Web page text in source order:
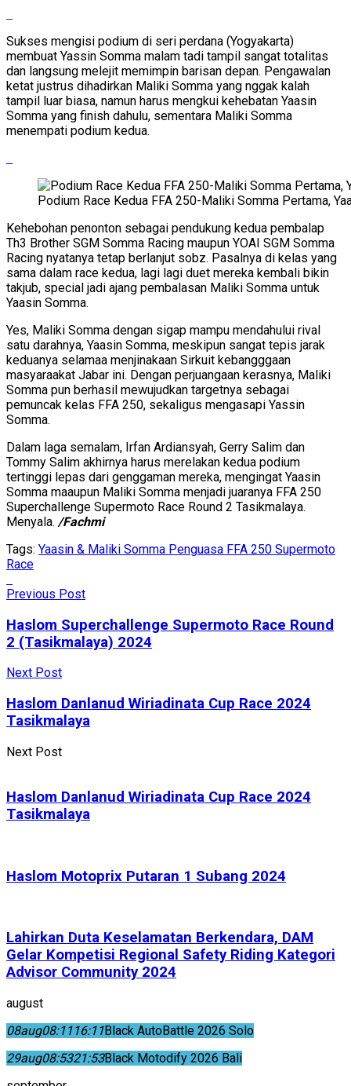
Sukses mengisi podium di seri perdana (Yogyakarta)
membuat Yassin Somma malam tadi tampil sangat totalitas
dan langsung melejit memimpin barisan depan. Pengawalan
ketat justrus dihadirkan Maliki Somma yang nggak kalah
tampil luar biasa, namun harus mengkui kehebatan Yaasin
Somma yang finish dahulu, sementara Maliki Somma
menempati podium kedua.
Podium Race Kedua FFA 250-Maliki Somma Pertama,
Kehebohan penonton sebagai pendukung kedua pembalap
Th3 Brother SGM Somma Racing maupun YOAI SGM Somma
Racing nyatanya tetap berlanjut sobz. Pasalnya di kelas yang
sama dalam race kedua, lagi lagi duet mereka kembali bikin
takjub, special jadi ajang pembalasan Maliki Somma untuk
Yaasin Somma.
Yes, Maliki Somma dengan sigap mampu mendahului rival
satu darahnya, Yaasin Somma, meskipun sangat tepis jarak
keduanya selamaa menjinakaan Sirkuit kebangggaan
masyaraakat Jabar ini. Dengan perjuangaan kerasnya, Maliki
Somma pun berhasil mewujudkan targetnya sebagai
pemuncak kelas FFA 250, sekaligus mengasapi Yassin
Somma.
Dalam laga semalam, Irfan Ardiansyah, Gerry Salim dan
Tommy Salim akhirnya harus merelakan kedua podium
tertinggi lepas dari genggaman mereka, mengingat Yaasin
Somma maaupun Maliki Somma menjadi juaranya FFA 250
Superchallenge Supermoto Race Round 2 Tasikmalaya.
Menyala. /Fachmi
Tags: Yaasin & Maliki Somma Penguasa FFA 250 Supermoto
Race
Previous Post
Haslom Superchallenge Supermoto Race Round
2 (Tasikmalaya) 2024
Next Post
Haslom Danlanud Wiriadinata Cup Race 2024
Tasikmalaya
Next Post
Haslom Danlanud Wiriadinata Cup Race 2024
Tasikmalaya
Haslom Motoprix Putaran 1 Subang 2024
Lahirkan Duta Keselamatan Berkendara, DAM
Gelar Kompetisi Regional Safety Riding Kategori
Advisor Community 2024
august
08aug08:1116:11Black AutoBattle 2026 Solo
29aug08:5321:53Black Motodify 2026 Bali